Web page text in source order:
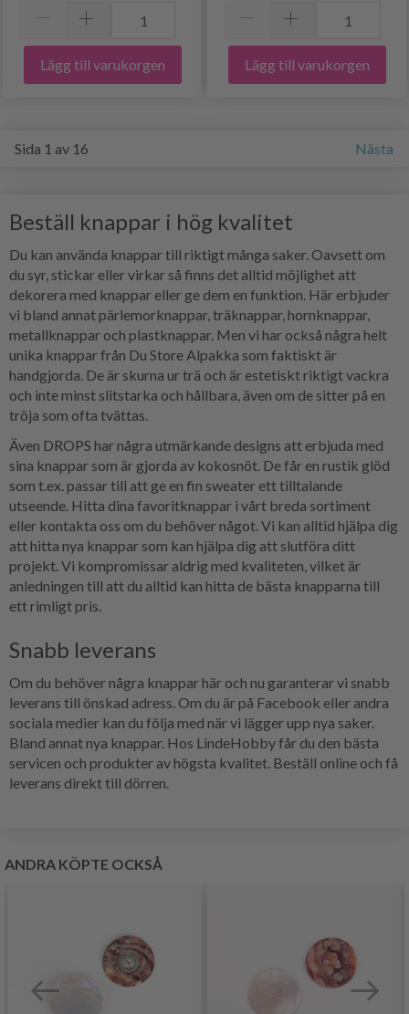
Lägg till varukorgen Lägg till varukorgen
Sida 1 av 16 Nästa
Beställ knappar i hög kvalitet
Du kan använda knappar till riktigt många saker. Oavsett om
du syr, stickar eller virkar så finns det alltid möjlighet att
dekorera med knappar eller ge dem en funktion. Här erbjuder
vi bland annat pärlemorknappar, träknappar, hornknappar,
metallknappar och plastknappar. Men vi har också några helt
unika knappar från Du Store Alpakka som faktiskt är
handgjorda. De är skurna ur trä och är estetiskt riktigt vackra
och inte minst slitstarka och hållbara, även om de sitter på en
tröja som ofta tvättas.
Även DROPS har några utmärkande designs att erbjuda med
sina knappar som är gjorda av kokosnöt. De får en rustik glöd
som t.ex. passar till att ge en fin sweater ett tilltalande
utseende. Hitta dina favoritknappar i vårt breda sortiment
eller kontakta oss om du behöver något. Vi kan alltid hjälpa dig
att hitta nya knappar som kan hjälpa dig att slutföra ditt
projekt. Vi kompromissar aldrig med kvaliteten, vilket är
anledningen till att du alltid kan hitta de bästa knapparna till
ett rimligt pris.
Snabb leverans
Om du behöver några knappar här och nu garanterar vi snabb
leverans till önskad adress. Om du är på Facebook eller andra
sociala medier kan du följa med när vi lägger upp nya saker.
Bland annat nya knappar. Hos LindeHobby får du den bästa
servicen och produkter av högsta kvalitet. Beställ online och få
leverans direkt till dörren.
ANDRA KÖPTE OCKSÅ